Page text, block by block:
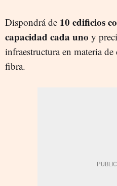
Dispondrá de 10 edificios
capacidad cada uno y
infraestructura en materia
fibra.